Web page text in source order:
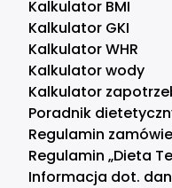
Kalkulator BMI
Kalkulator GKI
Kalkulator WHR
Kalkulator wody
Kalkulator
Poradnik
Regulamin
Regulamin „Dieta
Informacja dot.